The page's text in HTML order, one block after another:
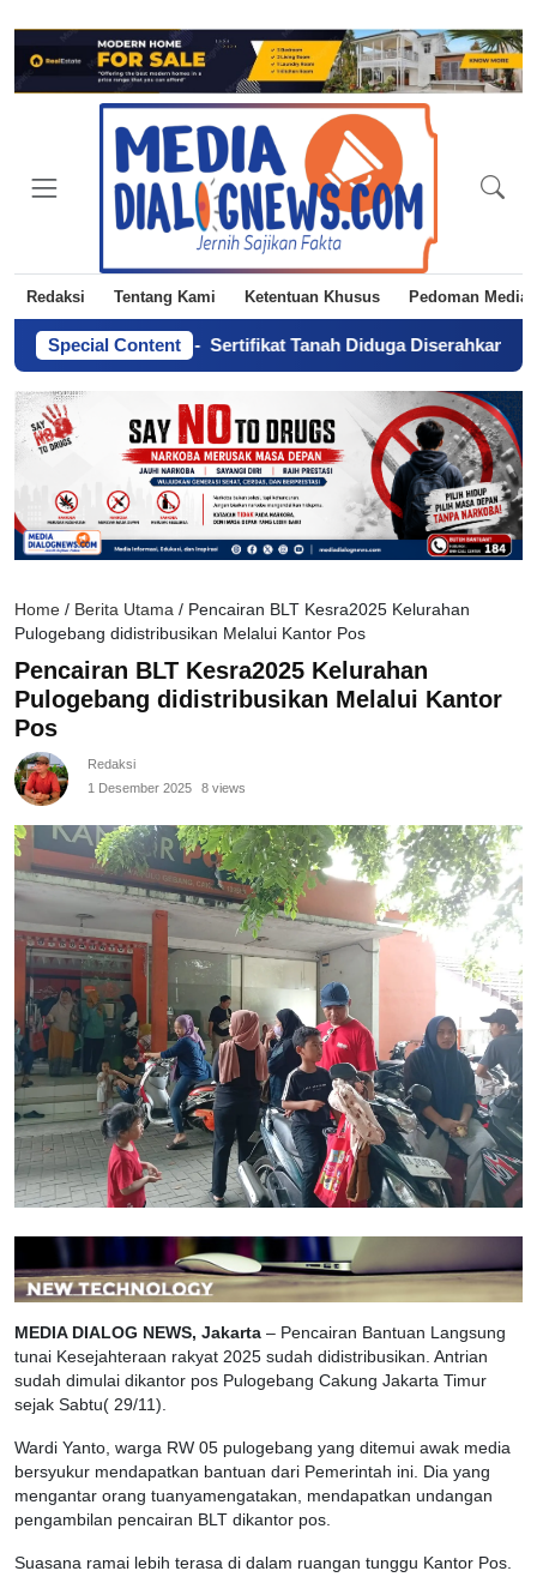
Redaksi Tentang Kami Ketentuan Khusus Pedoman Media
Special Content
Era AI- Sertifikat Tanah Diduga Diserahkan Tanpa
Home / Berita Utama / Pencairan BLT Kesra2025 Kelurahan
Pulogebang didistribusikan Melalui Kantor Pos
Pencairan BLT Kesra2025 Kelurahan
Pulogebang didistribusikan Melalui Kantor
Pos
Redaksi
1 Desember 2025
8 views
MEDIA DIALOG NEWS, Jakarta – Pencairan Bantuan Langsung
tunai Kesejahteraan rakyat 2025 sudah didistribusikan. Antrian
sudah dimulai dikantor pos Pulogebang Cakung Jakarta Timur
sejak Sabtu( 29/11).
Wardi Yanto, warga RW 05 pulogebang yang ditemui awak media
bersyukur mendapatkan bantuan dari Pemerintah ini. Dia yang
mengantar orang tuanyamengatakan, mendapatkan undangan
pengambilan pencairan BLT dikantor pos.
Suasana ramai lebih terasa di dalam ruangan tunggu Kantor Pos.